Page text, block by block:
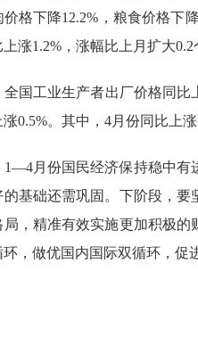
价格下降12.2% ，粮食价格下降
上涨1.2% ，涨幅比上月扩大0.2
全国工业生产者出厂价格同比
涨0.5%。其中， 4月份同比上涨
1—4月份国民经济保持稳中有
的基础还需巩固。下阶段，
局，精准有效实施更加积极
，做优国内国际双循环，促